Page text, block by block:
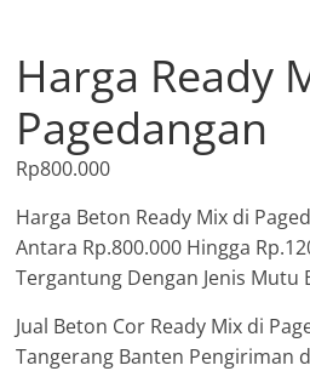
Harga Ready
Pagedangan
Rp800.000
Harga Beton Ready Mix di
Antara Rp.800.000 Hingga
Tergantung Dengan Jenis Mutu
Jual Beton Cor Ready Mix di
Tangerang Banten Pengiriman